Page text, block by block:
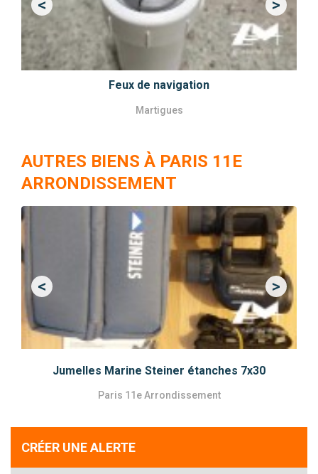
Feux de navigation
Martigues
<Previous >Next
AUTRES BIENS À PARIS 11E
ARRONDISSEMENT
Jumelles Marine Steiner étanches 7x30
Paris 11e Arrondissement
<Previous >Next
CRÉER UNE ALERTE